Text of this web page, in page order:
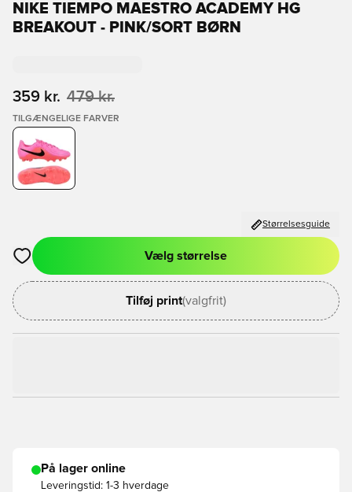
NIKE TIEMPO MAESTRO ACADEMY HG
BREAKOUT - PINK/SORT BØRN
359 kr. 479 kr.
TILGÆNGELIGE FARVER
Størrelsesguide
Åbner en Modal til at logge ind eller tilmelde dig som medlem
Vælg størrelse
Tilføj print(valgfrit)
På lager online
Leveringstid: 1-3 hverdage